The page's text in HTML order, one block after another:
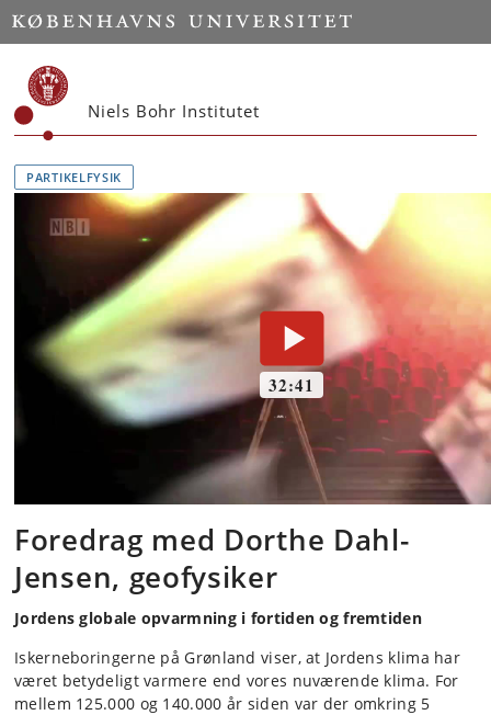
Start
Niels Bohr Institutet
PARTIKELFYSIK
Foredrag med Dorthe Dahl-
Jensen, geofysiker
Jordens globale opvarmning i fortiden og fremtiden
Iskerneboringerne på Grønland viser, at Jordens klima har
været betydeligt varmere end vores nuværende klima. For
mellem 125.000 og 140.000 år siden var der omkring 5